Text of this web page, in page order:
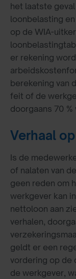
het laatste
loonbelasting
op de WIA-
er rekening
berekening van
feit of de
doorgaans 70 %
Verhaal
Is de
of nalaten van
geen reden om
werkgever kan
nettoloon aan
verhalen,
geldt er een
vordering op de
de werkgever,